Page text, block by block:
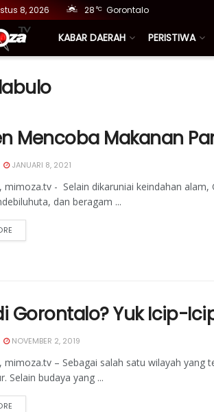
8, 2026 28 °C Gorontalo
KABAR DAERAH PERISTIWA
Mencoba Makanan
JANUARI 8, 2021
mimoza.tv - Selain dikaruniai keindahan
dan beragam ...
Gorontalo? Yuk Icip-
NOVEMBER 2, 2019
mimoza.tv – Sebagai salah satu wilayah
Selain budaya yang ...